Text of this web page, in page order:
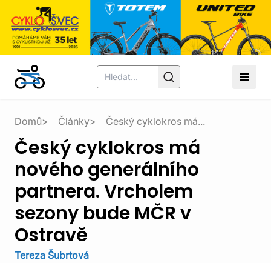
Domů Články Český cyklokros má...
Český cyklokros má
nového generálního
partnera. Vrcholem
sezony bude MČR v
Ostravě
Tereza Šubrtová